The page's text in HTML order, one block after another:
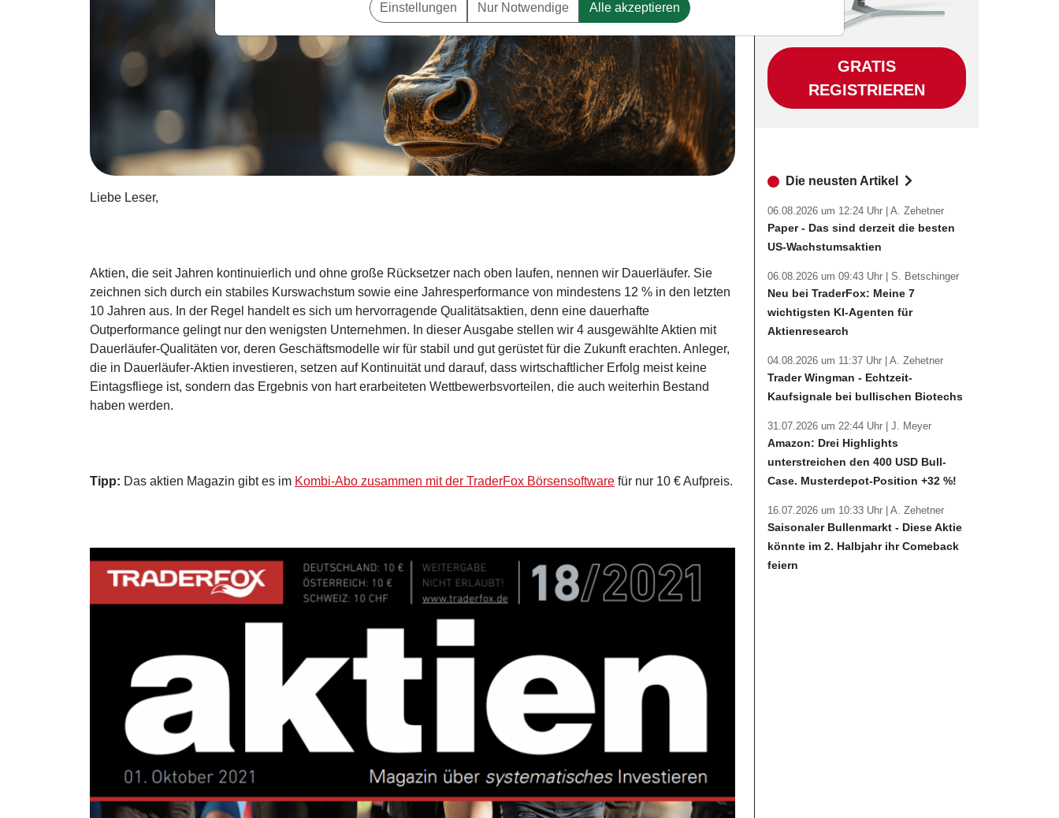
Liebe Leser,
Aktien, die seit Jahren kontinuierlich und ohne große Rücksetzer nach oben laufen, nennen wir Dauerläufer. Sie
zeichnen sich durch ein stabiles Kurswachstum sowie eine Jahresperformance von mindestens 12 % in den letzten
10 Jahren aus. In der Regel handelt es sich um hervorragende Qualitätsaktien, denn eine dauerhafte
Outperformance gelingt nur den wenigsten Unternehmen. In dieser Ausgabe stellen wir 4 ausgewählte Aktien mit
Dauerläufer-Qualitäten vor, deren Geschäftsmodelle wir für stabil und gut gerüstet für die Zukunft erachten. Anleger,
die in Dauerläufer-Aktien investieren, setzen auf Kontinuität und darauf, dass wirtschaftlicher Erfolg meist keine
Eintagsfliege ist, sondern das Ergebnis von hart erarbeiteten Wettbewerbsvorteilen, die auch weiterhin Bestand
haben werden.
Tipp: Das aktien Magazin gibt es im Kombi-Abo zusammen mit der TraderFox Börsensoftware für nur 10 € Aufpreis.
GRATIS
REGISTRIEREN
Die neusten Artikel
06.08.2026 um 12:24 Uhr | A. Zehetner
Paper - Das sind derzeit die besten
US-Wachstumsaktien
06.08.2026 um 09:43 Uhr | S. Betschinger
Neu bei TraderFox: Meine 7
wichtigsten KI-Agenten für
Aktienresearch
04.08.2026 um 11:37 Uhr | A. Zehetner
Trader Wingman - Echtzeit-
Kaufsignale bei bullischen Biotechs
31.07.2026 um 22:44 Uhr | J. Meyer
Amazon: Drei Highlights
unterstreichen den 400 USD Bull-
Case. Musterdepot-Position +32 %!
16.07.2026 um 10:33 Uhr | A. Zehetner
Saisonaler Bullenmarkt - Diese Aktie
könnte im 2. Halbjahr ihr Comeback
feiern
Einstellungen Nur Notwendige Alle akzeptieren